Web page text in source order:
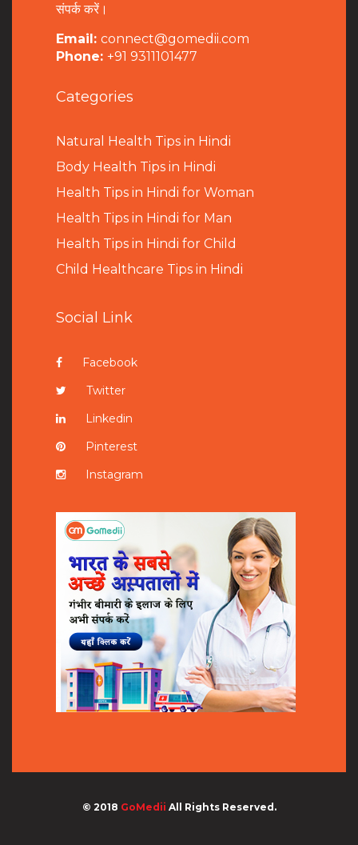
संपर्क करें।
Email: connect@gomedii.com
Phone: +91 9311101477
Categories
Natural Health Tips in Hindi
Body Health Tips in Hindi
Health Tips in Hindi for Woman
Health Tips in Hindi for Man
Health Tips in Hindi for Child
Child Healthcare Tips in Hindi
Social Link
Facebook
Twitter
Linkedin
Pinterest
Instagram
© 2018 GoMedii All Rights Reserved.